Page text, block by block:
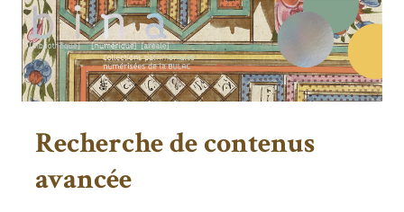
Recherche de contenus
avancée